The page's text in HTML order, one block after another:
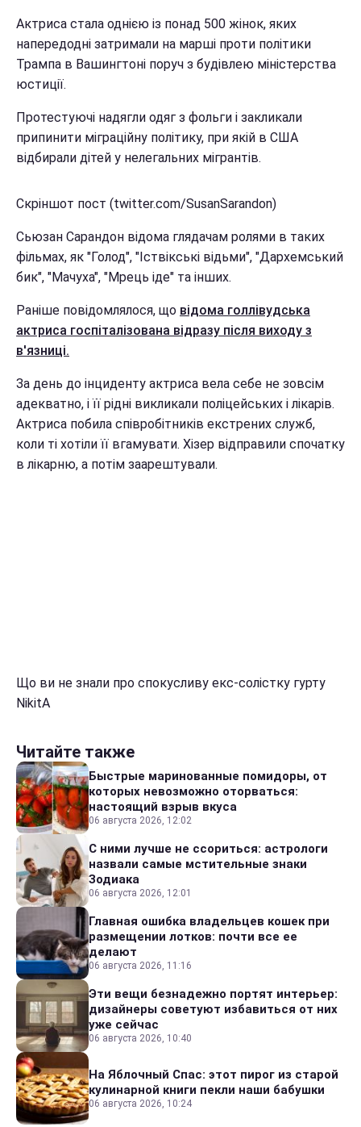
Актриса стала однією із понад 500 жінок, яких
напередодні затримали на марші проти політики
Трампа в Вашингтоні поруч з будівлею міністерства
юстиції.
Протестуючі надягли одяг з фольги і закликали
припинити міграційну політику, при якій в США
відбирали дітей у нелегальних мігрантів.
Скріншот пост (twitter.com/SusanSarandon)
Сьюзан Сарандон відома глядачам ролями в таких
фільмах, як "Голод", "Іствікські відьми", "Дархемський
бик", "Мачуха", "Мрець іде" та інших.
Раніше повідомлялося, що відома голлівудська
актриса госпіталізована відразу після виходу з
в'язниці.
За день до інциденту актриса вела себе не зовсім
адекватно, і її рідні викликали поліцейських і лікарів.
Актриса побила співробітників екстрених служб,
коли ті хотіли її вгамувати. Хізер відправили спочатку
в лікарню, а потім заарештували.
Що ви не знали про спокусливу екс-солістку гурту
NikitA
Читайте также
Быстрые маринованные помидоры, от
которых невозможно оторваться:
настоящий взрыв вкуса
06 августа 2026, 12:02
С ними лучше не ссориться: астрологи
назвали самые мстительные знаки
Зодиака
06 августа 2026, 12:01
Главная ошибка владельцев кошек при
размещении лотков: почти все ее
делают
06 августа 2026, 11:16
Эти вещи безнадежно портят интерьер:
дизайнеры советуют избавиться от них
уже сейчас
06 августа 2026, 10:40
На Яблочный Спас: этот пирог из старой
кулинарной книги пекли наши бабушки
06 августа 2026, 10:24